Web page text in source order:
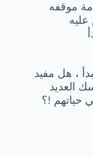
موقفه
عليه
، هل مفيد
العديد
حياتهم !؟